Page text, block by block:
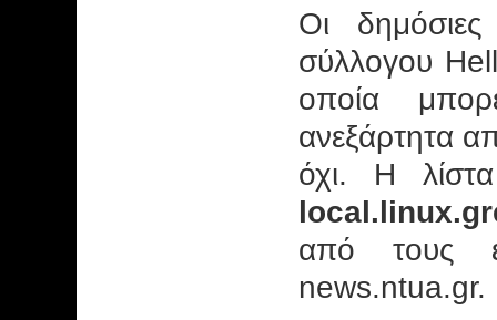
Οι
σύλλογου
οποία
ανεξάρτητα
όχι. Η
από τους
news.ntua.gr.